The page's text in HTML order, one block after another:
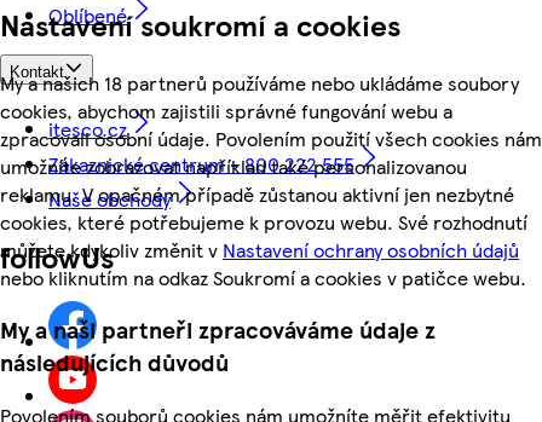
Nastavení soukromí a cookies
My a našich 18 partnerů používáme nebo ukládáme soubory
cookies, abychom zajistili správné fungování webu a
zpracovali osobní údaje. Povolením použití všech cookies nám
umožníte zobrazovat například také personalizovanou
reklamu. V opačném případě zůstanou aktivní jen nezbytné
cookies, které potřebujeme k provozu webu. Své rozhodnutí
můžete kdykoliv změnit v Nastavení ochrany osobních údajů
nebo kliknutím na odkaz Soukromí a cookies v patičce webu.
My a naši partneři zpracováváme údaje z
následujících důvodů
Povolením souborů cookies nám umožníte měřit efektivitu
Oblíbené
Kontakt
itesco.cz
Zákaznické centrum - 800 222 555
Naše obchody
followUs